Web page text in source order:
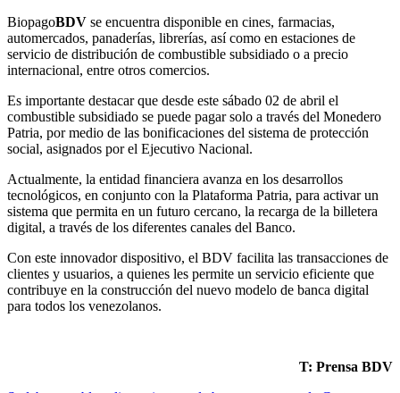
BiopagoBDV se encuentra disponible en cines, farmacias,
automercados, panaderías, librerías, así como en estaciones de
servicio de distribución de combustible subsidiado o a precio
internacional, entre otros comercios.
Es importante destacar que desde este sábado 02 de abril el
combustible subsidiado se puede pagar solo a través del Monedero
Patria, por medio de las bonificaciones del sistema de protección
social, asignados por el Ejecutivo Nacional.
Actualmente, la entidad financiera avanza en los desarrollos
tecnológicos, en conjunto con la Plataforma Patria, para activar un
sistema que permita en un futuro cercano, la recarga de la billetera
digital, a través de los diferentes canales del Banco.
Con este innovador dispositivo, el BDV facilita las transacciones de
clientes y usuarios, a quienes les permite un servicio eficiente que
contribuye en la construcción del nuevo modelo de banca digital
para todos los venezolanos.
T: Prensa BDV